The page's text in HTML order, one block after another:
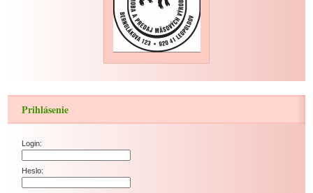
Prihlásenie
Login:
Heslo: